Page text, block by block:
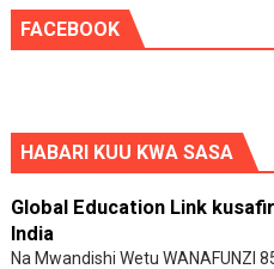
FACEBOOK
HABARI KUU KWA SASA
Global Education Link
India
Na Mwandishi Wetu WANAFUNZI